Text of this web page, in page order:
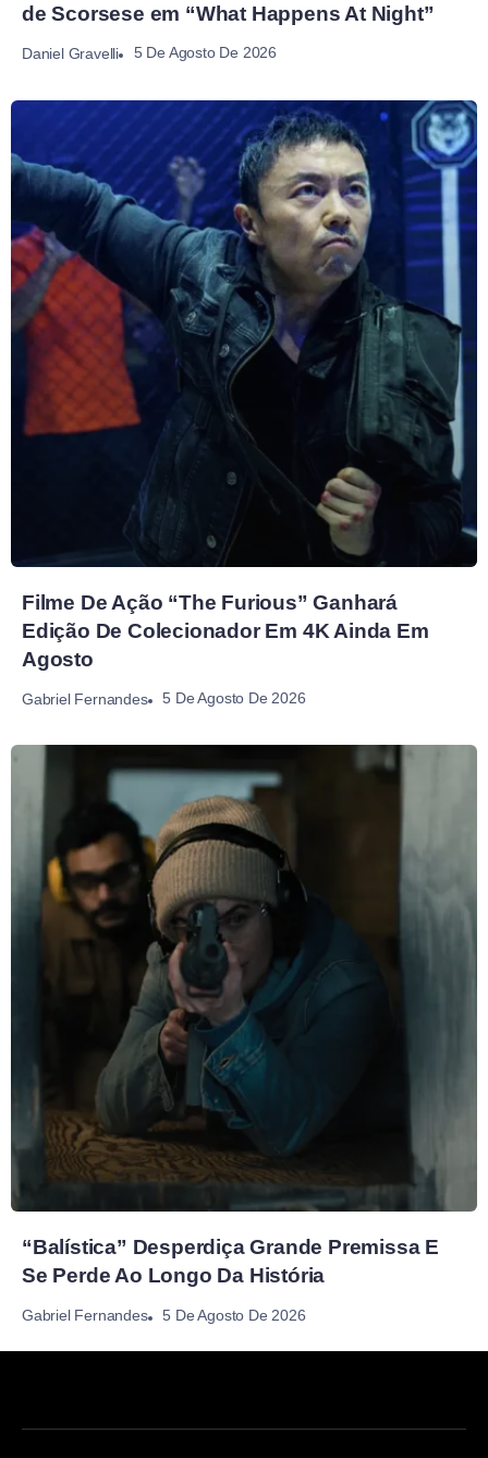
de Scorsese em “What Happens At Night”
Daniel Gravelli 5 De Agosto De 2026
Filme De Ação “The Furious” Ganhará
Edição De Colecionador Em 4K Ainda Em
Agosto
Gabriel Fernandes 5 De Agosto De 2026
“Balística” Desperdiça Grande Premissa E
Se Perde Ao Longo Da História
Gabriel Fernandes 5 De Agosto De 2026